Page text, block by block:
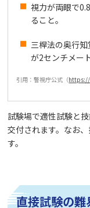
視力が両眼で
ること。
三桿法の奥行
が2センチメー
引用：警視庁公式（https://
試験場で適性試験と
交付されます。なお
す。
直接試験の難